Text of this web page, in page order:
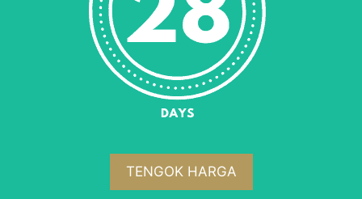
TENGOK HARGA